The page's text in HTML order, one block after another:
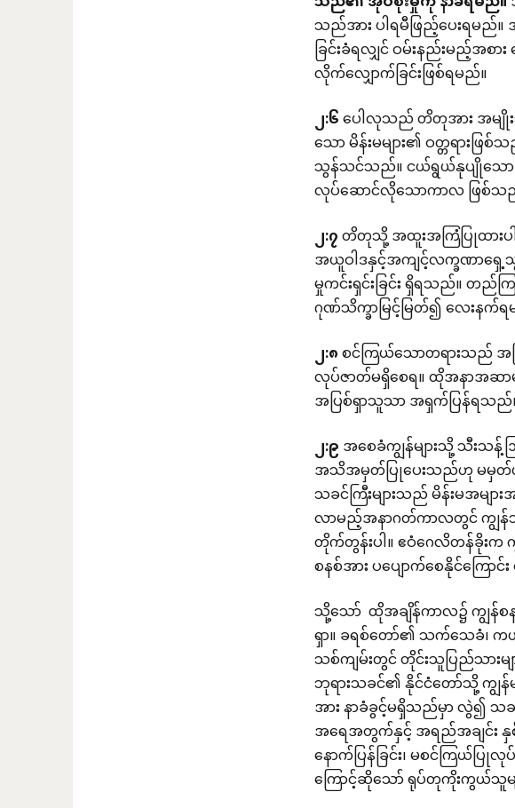
သည်အား ပါရမီဖြည့်ပေးရမည်။
ခြင်းခံရလျှင် ဝမ်းနည်းမည့်အစ
လိုက်လျှောက်ခြင်းဖြစ်ရမည်။
၂:၆ပေါလုသည် တိတုအား အမျိုး
သော မိန်းမများ၏ ဝတ္တရား
သွန်သင်သည်။ ငယ်ရွယ်နုပျိုသော
လုပ်ဆောင်လိုသောကာလ ဖြစ်သည်
၂:၇တိတုသို့ အထူးအကြံပြုထား
အယူဝါဒနှင့်အကျင့်လက္ခဏာရှေ့သွ
မှုကင်းရှင်းခြင်း ရှိရသည်။ တ
ဂုဏ်သိက္ခာမြင့်မြတ်၍ လေးနက်
၂:၈စင်ကြယ်သောတရားသည် အပြ
လုပ်ဇာတ်မရှိစေရ။ ထိုအနာအဆာ
အပြစ်ရှာသူသာ အရှက်ပြန်ရသ
၂:၉အစေခံကျွန်များသို့ သီးသန့်ဩ
အသိအမှတ်ပြုပေးသည်ဟု မမှတ်ယူစ
သခင်ကြီးများသည် မိန်းမအမျ
လာမည့်အနာဂတ်ကာလတွင် ကျွန်
တိုက်တွန်းပါ။ ဧဝံဂေလိတန်ခိုးက
စနစ်အား ပပျောက်စေနိုင်ကြော
သို့သော် ထိုအချိန်ကာလ၌ ကျွန်စ
ရှာ။ ခရစ်တော်၏ သက်သေခံ၊ က
သစ်ကျမ်းတွင် တိုင်းသူပြည်သား
ဘုရားသခင်၏ နိုင်ငံတော်သို့ ကျွန်
အား နာခံခွင့်မရှိသည်မှာ လွဲ၍ သ
အရေအတွက်နှင့် အရည်အချင်း နှစ်
နောက်ပြန်ခြင်း၊ မစင်ကြယ်ပ
ကြောင့်ဆိုသော် ရုပ်တုကိုးကွယ်သူမျ